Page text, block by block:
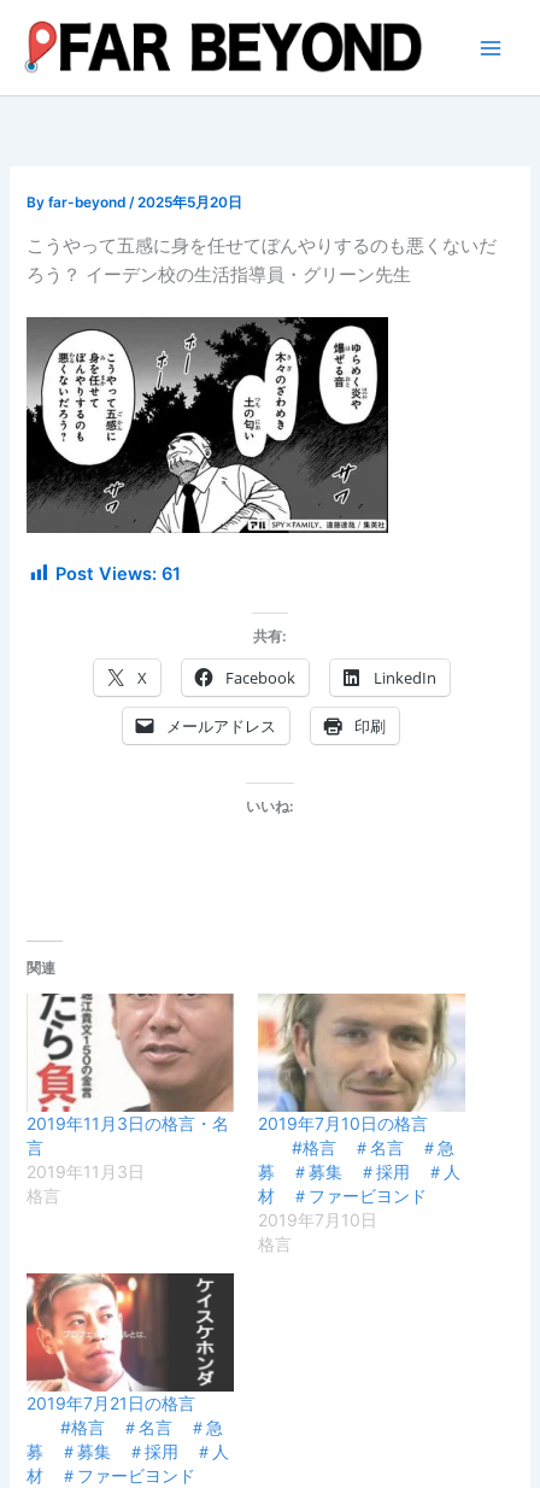
ス
Byfar-beyond/2025年5月20日
こうやって五感に身を任せてぼんやりするのも悪くないだ
ろう？ イーデン校の生活指導員・グリーン先生
Post Views: 61
共有:
X Facebook LinkedIn
メールアドレス 印刷
いいね:
関連
2019年11月3日の格言・名
言
2019年11月3日
格言
2019年7月10日の格言
#格言 ＃名言 ＃急
募 ＃募集 ＃採用 ＃人
材 ＃ファービヨンド
2019年7月10日
格言
2019年7月21日の格言
#格言 ＃名言 ＃急
募 ＃募集 ＃採用 ＃人
材 ＃ファービヨンド